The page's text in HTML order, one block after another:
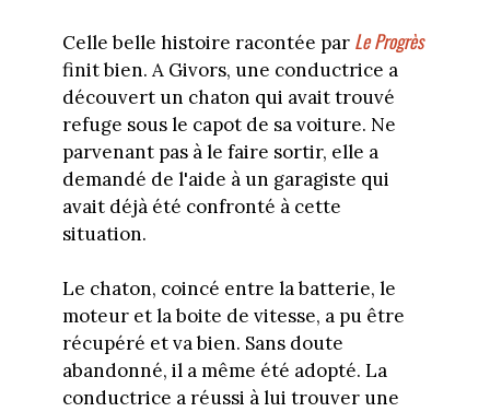
Celle belle histoire racontée par Le Progrès
finit bien. A Givors, une conductrice a
découvert un chaton qui avait trouvé
refuge sous le capot de sa voiture. Ne
parvenant pas à le faire sortir, elle a
demandé de l'aide à un garagiste qui
avait déjà été confronté à cette
situation.
Le chaton, coincé entre la batterie, le
moteur et la boite de vitesse, a pu être
récupéré et va bien. Sans doute
abandonné, il a même été adopté. La
conductrice a réussi à lui trouver une